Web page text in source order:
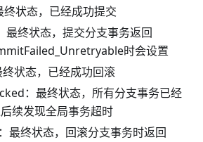
状态，已经成功提交
终状态，提交分支事务返回
时会设置
状态，已经成功回滚
：最终状态，所有分支事务已经
续发现全局事务超时
最终状态，回滚分支事务时返回